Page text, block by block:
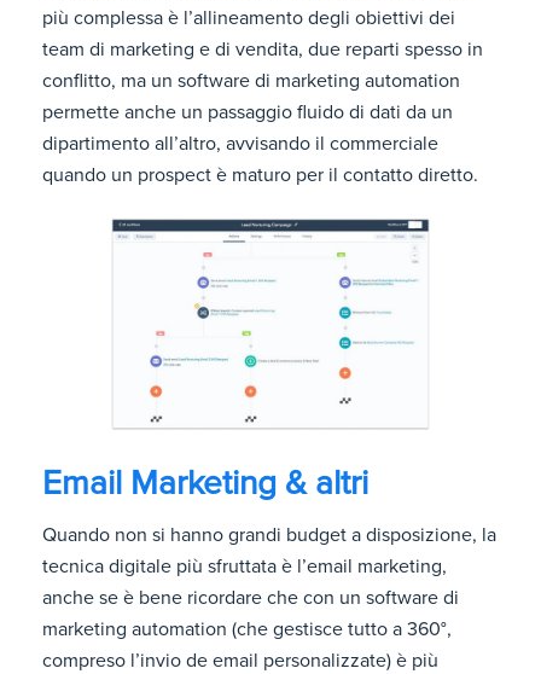
più complessa è l’allineamento degli obiettivi dei
team di marketing e di vendita, due reparti spesso in
conflitto, ma un software di marketing automation
permette anche un passaggio fluido di dati da un
dipartimento all’altro, avvisando il commerciale
quando un prospect è maturo per il contatto diretto.
Email Marketing & altri
Quando non si hanno grandi budget a disposizione, la
tecnica digitale più sfruttata è l’email marketing,
anche se è bene ricordare che con un software di
marketing automation (che gestisce tutto a 360°,
compreso l’invio de email personalizzate) è più